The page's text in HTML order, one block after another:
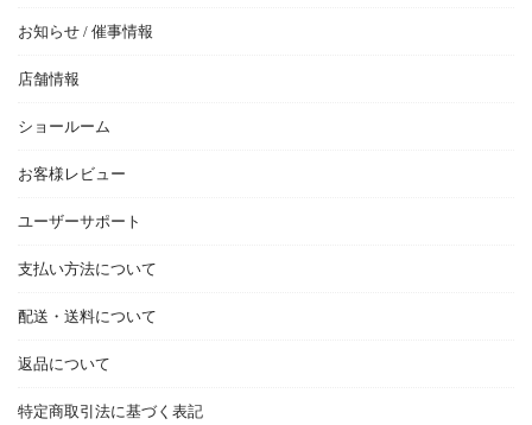
お知らせ / 催事情報
店舗情報
ショールーム
お客様レビュー
ユーザーサポート
支払い方法について
配送・送料について
返品について
特定商取引法に基づく表記